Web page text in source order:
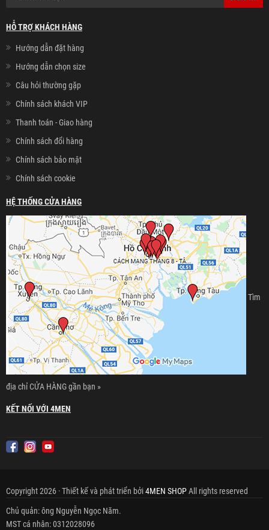
HỖ TRỢ KHÁCH HÀNG
Hướng dẫn đặt hàng
Hướng dẫn chọn size
Câu hỏi thường gặp
Chính sách khách VIP
Thanh toán - Giao hàng
Chính sách đổi hàng
Chính sách bảo mật
Chính sách cookie
HỆ THỐNG CỬA HÀNG
Tìm
địa chỉ CỬA HÀNG gần bạn »
KẾT NỐI VỚI 4MEN
Copyright 2026 · Thiết kế và phát triển bởi4MEN SHOPAll rights reserved
Chủ quản: ông Nguyễn Ngọc Năm.
MST cá nhân: 0312028096